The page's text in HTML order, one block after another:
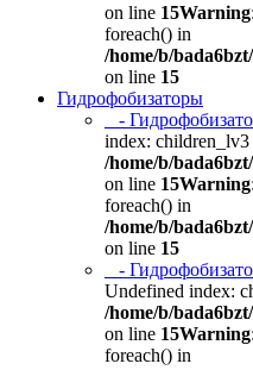
on line 15Warning
foreach() in
/home/b/
on line 15
Гидрофобизаторы
-
index: children_lv3
/home/b/
on line 15Warning
foreach() in
/home/b/
on line 15
-
Undefined index:
/home/b/
on line 15Warning
foreach() in